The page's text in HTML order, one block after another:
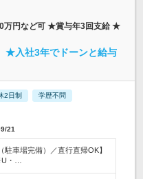
万円など可 ★賞与年3回支給 ★
★入社3年でドーンと給与
2日制 学歴不問
21
駐車場完備）／直行直帰OK】
・…